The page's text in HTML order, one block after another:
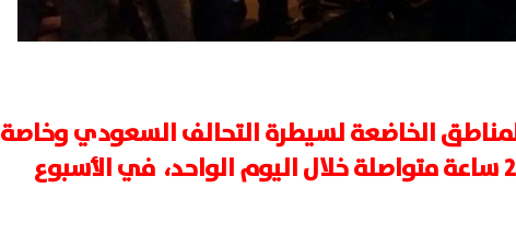
الخاضعة لسيطرة التحالف السعودي وخاصة
في عدن مستمراً ليصل إلى 20 ساعة متواصلة خلال اليوم الواحد، في الأسبوع